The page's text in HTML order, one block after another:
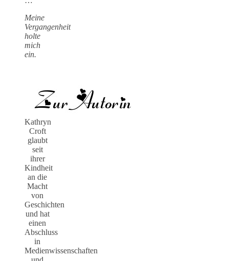
Meine
Vergangenheit
holte
mich
ein.
Kathryn
Croft
glaubt
seit
ihrer
Kindheit
an die
Macht
von
Geschichten
und hat
einen
Abschluss
in
Medienwissenschaften